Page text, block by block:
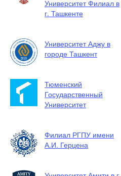
Университет Филиал в
г. Ташкенте
Университет Аджу в
городе Ташкент
Тюменский
Государственный
Университет
Филиал РГПУ имени
А.И. Герцена